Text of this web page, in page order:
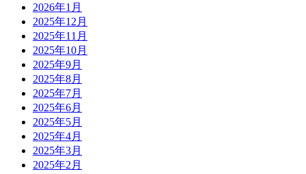
2026年1月
2025年12月
2025年11月
2025年10月
2025年9月
2025年8月
2025年7月
2025年6月
2025年5月
2025年4月
2025年3月
2025年2月